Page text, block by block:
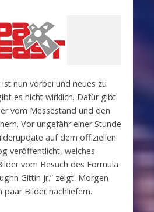
ist nun vorbei und neues zu
es nicht wirklich. Dafür gibt
vom Messestand und den
Vor ungefähr einer Stunde
auf dem offiziellen
veröffentlicht, welches
vom Besuch des Formula
Gittin Jr.” zeigt. Morgen
paar Bilder nachliefern.